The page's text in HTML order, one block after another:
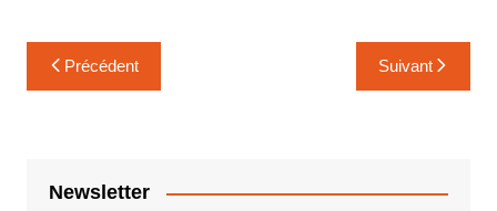
Navigation
de
Précédent Suivant
Newsletter